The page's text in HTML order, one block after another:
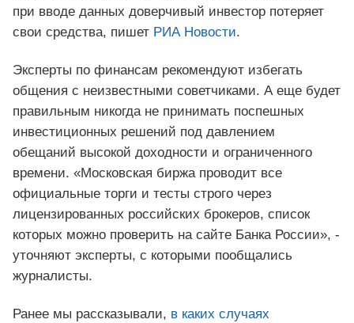
при вводе данных доверчивый инвестор потеряет
свои средства, пишет РИА Новости.
Эксперты по финансам рекомендуют избегать
общения с неизвестными советчиками. А еще будет
правильным никогда не принимать поспешных
инвестиционных решений под давлением
обещаний высокой доходности и ограниченного
времени. «Московская биржа проводит все
официальные торги и тесты строго через
лицензированных российских брокеров, список
которых можно проверить на сайте Банка России», -
уточняют эксперты, с которыми пообщались
журналисты.
Ранее мы рассказывали, в каких случаях